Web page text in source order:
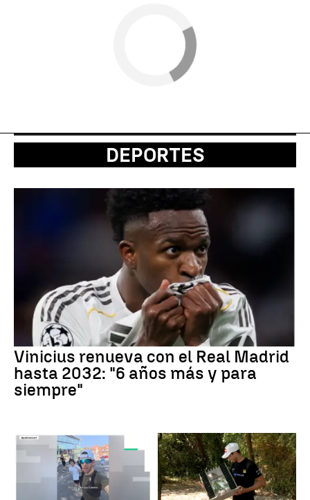
DEPORTES
Vinicius renueva con el Real Madrid
hasta 2032: "6 años más y para
siempre"